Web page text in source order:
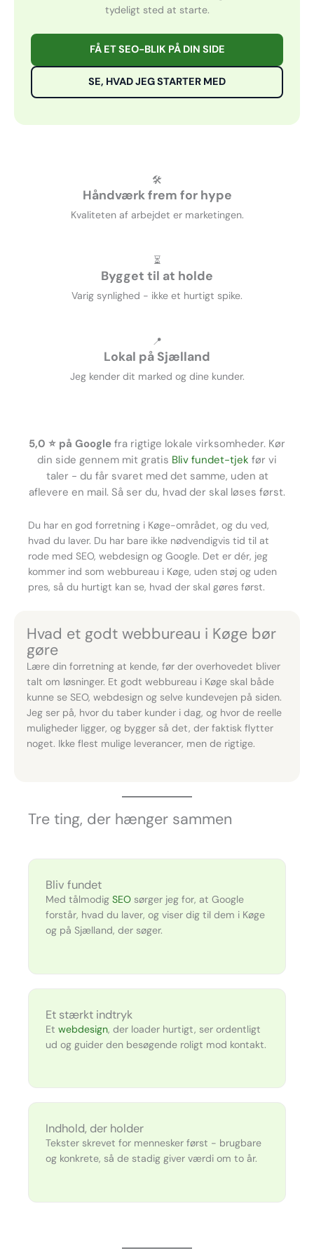
tydeligt sted at starte.
FÅ ET SEO-BLIK PÅ DIN SIDE
SE, HVAD JEG STARTER MED
🛠️
Håndværk frem for hype
Kvaliteten af arbejdet er marketingen.
⏳
Bygget til at holde
Varig synlighed - ikke et hurtigt spike.
📍
Lokal på Sjælland
Jeg kender dit marked og dine kunder.
5,0 ⭐ på Google fra rigtige lokale virksomheder. Kør
din side gennem mit gratis Bliv fundet-tjek før vi
taler - du får svaret med det samme, uden at
aflevere en mail. Så ser du, hvad der skal løses først.
Du har en god forretning i Køge-området, og du ved,
hvad du laver. Du har bare ikke nødvendigvis tid til at
rode med SEO, webdesign og Google. Det er dér, jeg
kommer ind som webbureau i Køge, uden støj og uden
pres, så du hurtigt kan se, hvad der skal gøres først.
Hvad et godt webbureau i Køge bør
gøre
Lære din forretning at kende, før der overhovedet bliver
talt om løsninger. Et godt webbureau i Køge skal både
kunne se SEO, webdesign og selve kundevejen på siden.
Jeg ser på, hvor du taber kunder i dag, og hvor de reelle
muligheder ligger, og bygger så det, der faktisk flytter
noget. Ikke flest mulige leverancer, men de rigtige.
Tre ting, der hænger sammen
Bliv fundet
Med tålmodig SEO sørger jeg for, at Google
forstår, hvad du laver, og viser dig til dem i Køge
og på Sjælland, der søger.
Et stærkt indtryk
Et webdesign, der loader hurtigt, ser ordentligt
ud og guider den besøgende roligt mod kontakt.
Indhold, der holder
Tekster skrevet for mennesker først - brugbare
og konkrete, så de stadig giver værdi om to år.